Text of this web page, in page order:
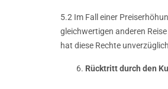
5.2 Im Fall einer
gleichwertigen anderen
hat diese Rechte
Rücktritt durch den